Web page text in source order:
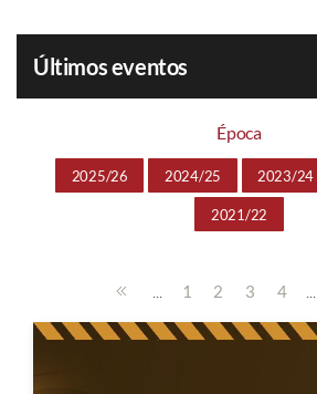
Últimos eventos
Época
2025/26 2024/25 2023/24
2021/22
... 1 2 3 4 ...